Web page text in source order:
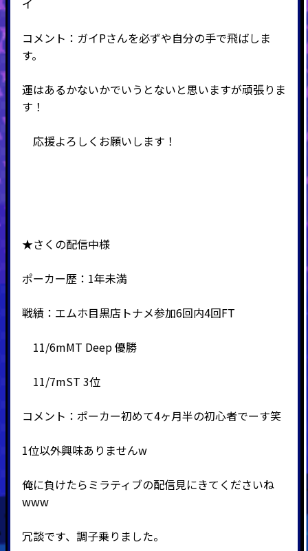
イ
コメント：ガイPさんを必ずや自分の手で飛ばしま
す。
運はあるかないかでいうとないと思いますが頑張りま
す！
応援よろしくお願いします！
★さくの配信中様
ポーカー歴：1年未満
戦績：エムホ目黒店トナメ参加6回内4回FT
11/6mMT Deep 優勝
11/7mST 3位
コメント：ポーカー初めて4ヶ月半の初心者でーす笑
1位以外興味ありませんw
俺に負けたらミラティブの配信見にきてくださいね
www
冗談です、調子乗りました。